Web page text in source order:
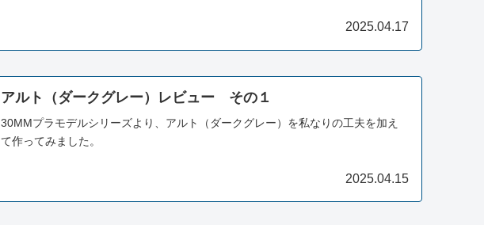
2025.04.17
アルト（ダークグレー）レビュー その１
30MMプラモデルシリーズより、アルト（ダークグレー）を私なりの工夫を加え
て作ってみました。
2025.04.15